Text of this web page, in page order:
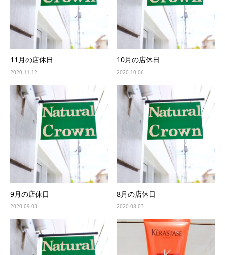
11月の店休日
2020.11.12
10月の店休日
2020.10.06
9月の店休日
2020.09.03
8月の店休日
2020.08.03